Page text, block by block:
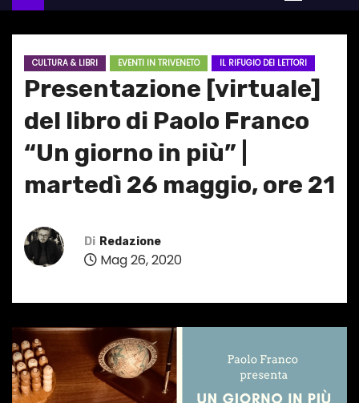
CULTURA & LIBRI EVENTI IN TRIVENETO IL RIFUGIO DEI LETTORI
Presentazione [virtuale]
del libro di Paolo Franco
“Un giorno in più” |
martedì 26 maggio, ore 21
Di Redazione
Mag 26, 2020